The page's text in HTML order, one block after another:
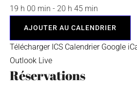
19 h 00 min - 20 h 45 min
AJOUTER AU CALENDRIER
Télécharger ICS Calendrier Google
Outlook Live
Réservations